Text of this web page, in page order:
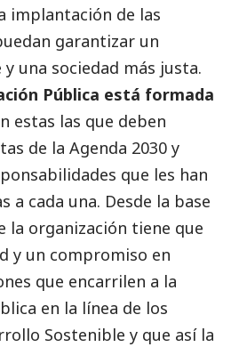
implantación de las
garantizar un
una sociedad más justa.
Pública está formada
estas las que deben
de la Agenda 2030 y
que les han
a cada una. Desde la base
la organización tiene que
y un compromiso en
que encarrilen a la
en la línea de los
Sostenible y que así la